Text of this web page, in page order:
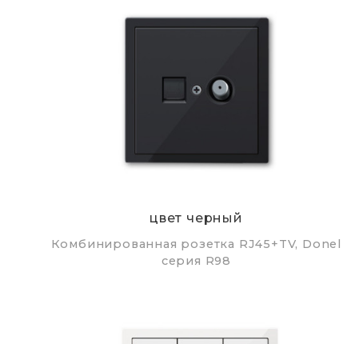
цвет черный
Комбинированная розетка RJ45+TV, Donel
серия R98